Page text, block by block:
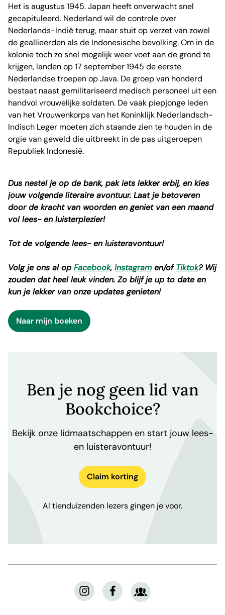
Het is augustus 1945. Japan heeft onverwacht snel
gecapituleerd. Nederland wil de controle over
Nederlands-Indië terug, maar stuit op verzet van zowel
de geallieerden als de Indonesische bevolking. Om in de
kolonie toch zo snel mogelijk weer voet aan de grond te
krijgen, landen op 17 september 1945 de eerste
Nederlandse troepen op Java. De groep van honderd
bestaat naast gemilitariseerd medisch personeel uit een
handvol vrouwelijke soldaten. De vaak piepjonge leden
van het Vrouwenkorps van het Koninklijk Nederlandsch-
Indisch Leger moeten zich staande zien te houden in de
orgie van geweld die uitbreekt in de pas uitgeroepen
Republiek Indonesië.
Dus nestel je op de bank, pak iets lekker erbij, en kies
jouw volgende literaire avontuur. Laat je betoveren
door de kracht van woorden en geniet van een maand
vol lees- en luisterplezier!
Tot de volgende lees- en luisteravontuur!
Volg je ons al op Facebook, Instagram en/ofTiktok? Wij
zouden dat heel leuk vinden. Zo blijf je up to date en
kun je lekker van onze updates genieten!
Naar mijn boeken
Ben je nog geen lid van
Bookchoice?
Bekijk onze lidmaatschappen en start jouw lees-
en luisteravontuur!
Claim korting
Al tienduizenden lezers gingen je voor.